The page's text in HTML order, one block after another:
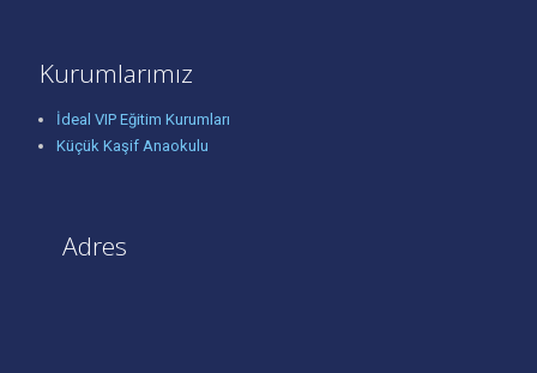
Kurumlarımız
İdeal VIP Eğitim Kurumları
Küçük Kaşif Anaokulu
Adres